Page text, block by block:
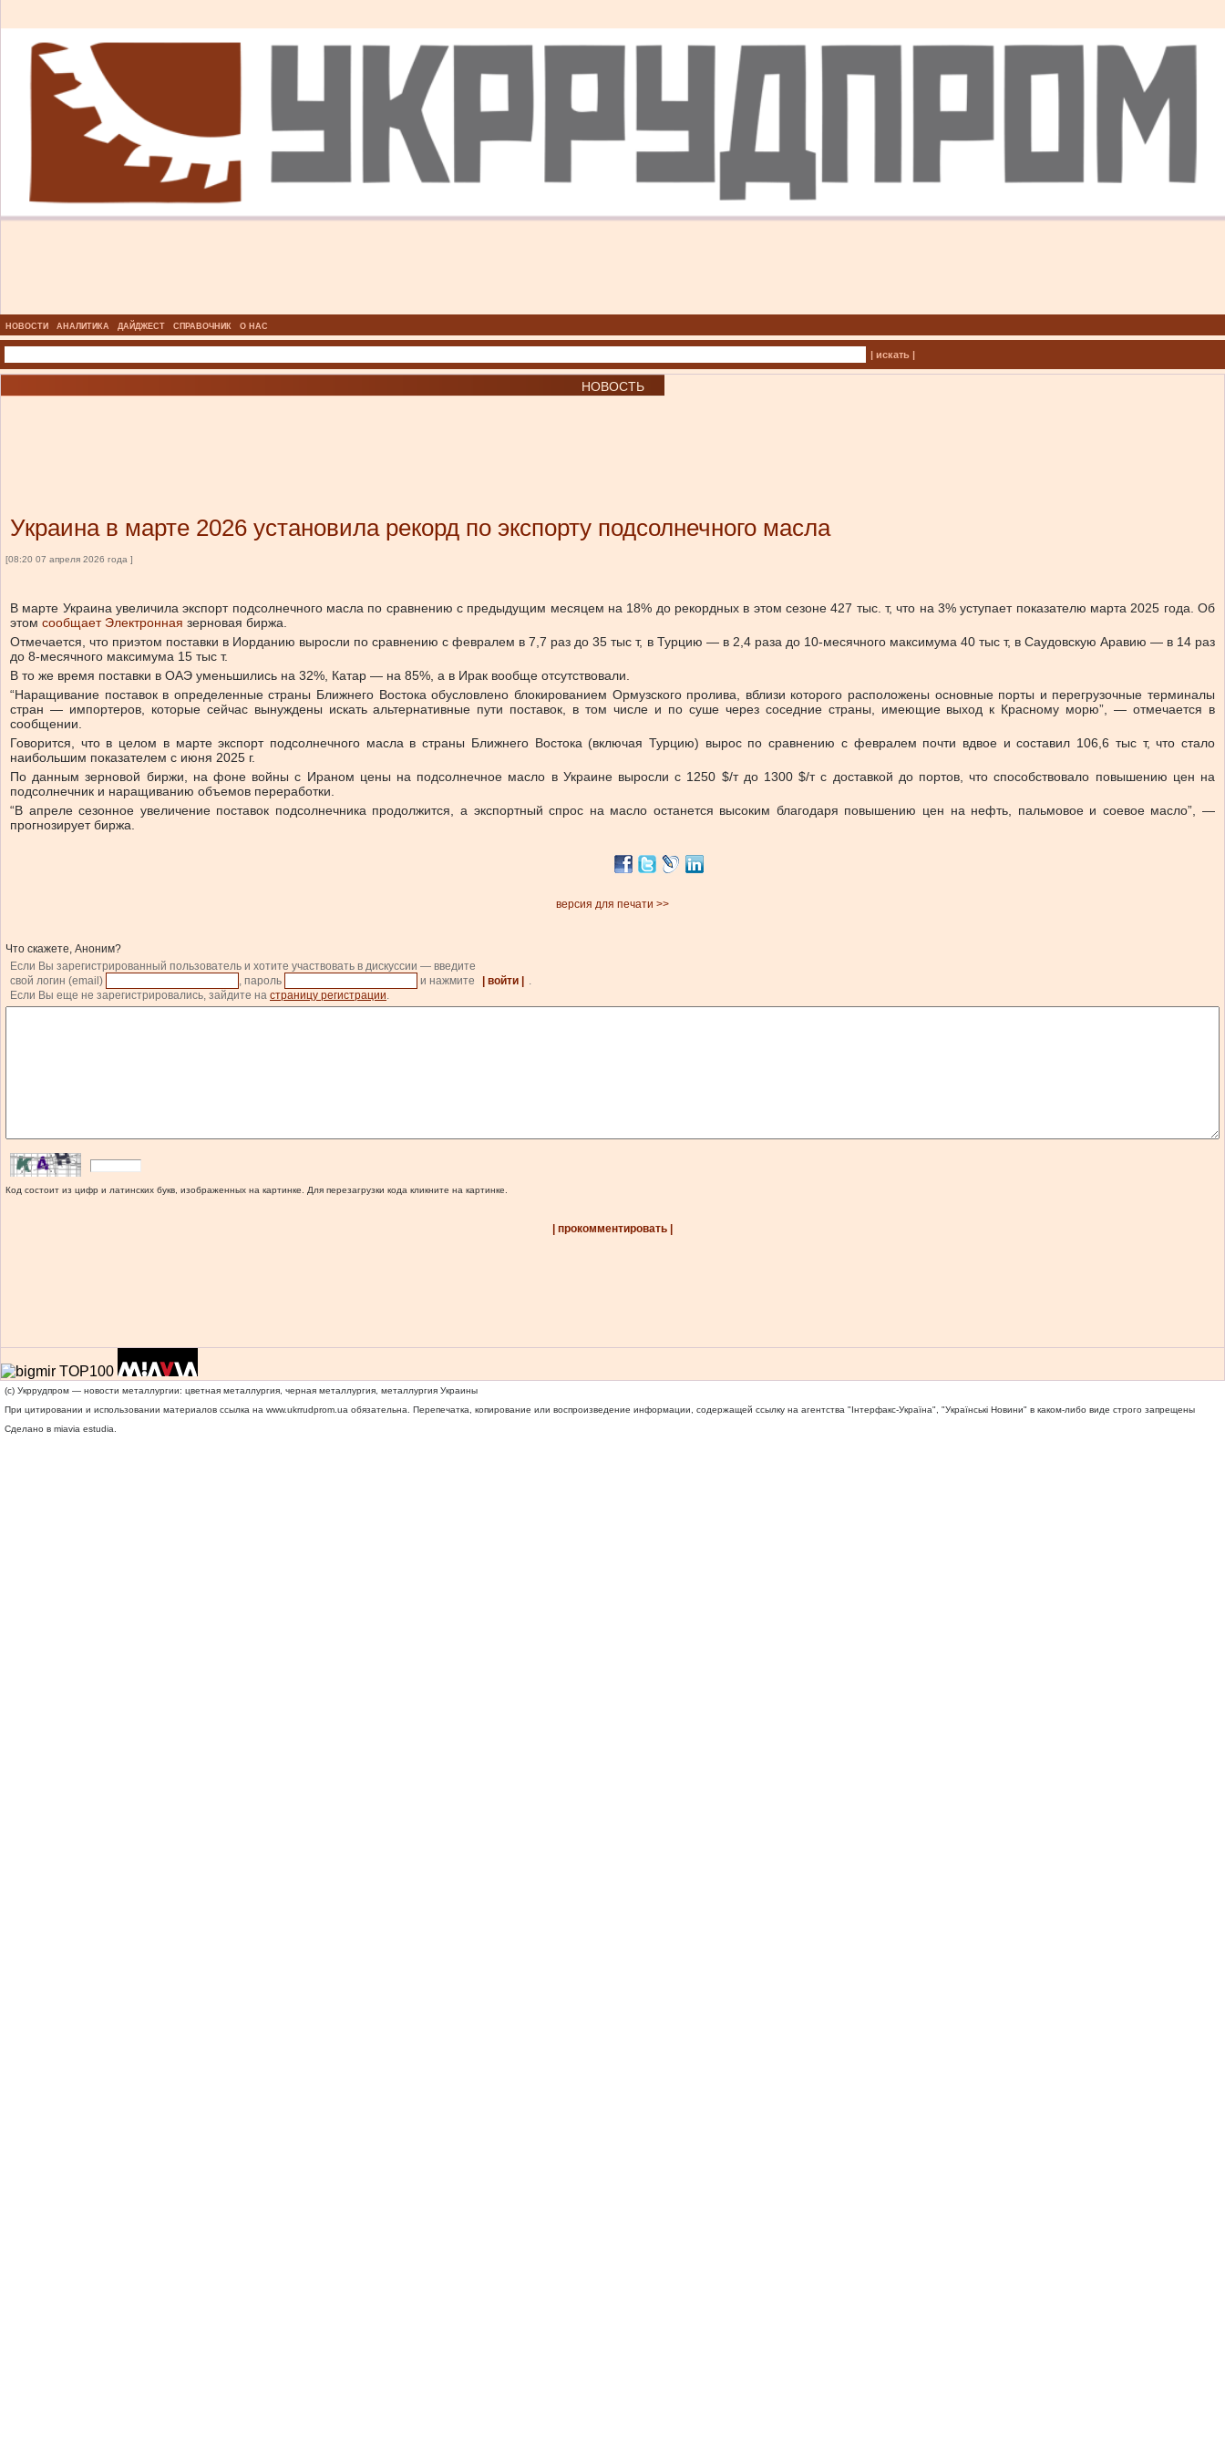
НОВОСТИ АНАЛИТИКА ДАЙДЖЕСТ СПРАВОЧНИК О НАС
| искать |
НОВОСТЬ
Украина в марте 2026 установила рекорд по экспорту подсолнечного масла
[08:20 07 апреля 2026 года ]
В марте Украина увеличила экспорт подсолнечного масла по сравнению с предыдущим месяцем на 18% до рекордных в этом сезоне 427 тыс. т, что на 3% уступает показателю марта 2025 года. Об
этом сообщает Электронная зерновая биржа.
Отмечается, что приэтом поставки в Иорданию выросли по сравнению с февралем в 7,7 раз до 35 тыс т, в Турцию — в 2,4 раза до 10-месячного максимума 40 тыс т, в Саудовскую Аравию — в 14 раз
до 8-месячного максимума 15 тыс т.
В то же время поставки в ОАЭ уменьшились на 32%, Катар — на 85%, а в Ирак вообще отсутствовали.
“Наращивание поставок в определенные страны Ближнего Востока обусловлено блокированием Ормузского пролива, вблизи которого расположены основные порты и перегрузочные терминалы
стран — импортеров, которые сейчас вынуждены искать альтернативные пути поставок, в том числе и по суше через соседние страны, имеющие выход к Красному морю”, — отмечается в
сообщении.
Говорится, что в целом в марте экспорт подсолнечного масла в страны Ближнего Востока (включая Турцию) вырос по сравнению с февралем почти вдвое и составил 106,6 тыс т, что стало
наибольшим показателем с июня 2025 г.
По данным зерновой биржи, на фоне войны с Ираном цены на подсолнечное масло в Украине выросли с 1250 $/т до 1300 $/т с доставкой до портов, что способствовало повышению цен на
подсолнечник и наращиванию объемов переработки.
“В апреле сезонное увеличение поставок подсолнечника продолжится, а экспортный спрос на масло останется высоким благодаря повышению цен на нефть, пальмовое и соевое масло”, —
прогнозирует биржа.
версия для печати >>
Что скажете, Аноним?
Если Вы зарегистрированный пользователь и хотите участвовать в дискуссии — введите
свой логин (email)
, пароль и нажмите | войти |
.
Если Вы еще не зарегистрировались, зайдите на страницу регистрации.
Код состоит из цифр и латинских букв, изображенных на картинке. Для перезагрузки кода кликните на картинке.
| прокомментировать |
(c) Укррудпром — новости металлургии: цветная металлургия, черная металлургия, металлургия Украины
При цитировании и использовании материалов ссылка на www.ukrrudprom.ua обязательна. Перепечатка, копирование или воспроизведение информации, содержащей ссылку на агентства "Iнтерфакс-Україна", "Українськi Новини" в каком-либо виде строго запрещены
Сделано в miavia estudia.